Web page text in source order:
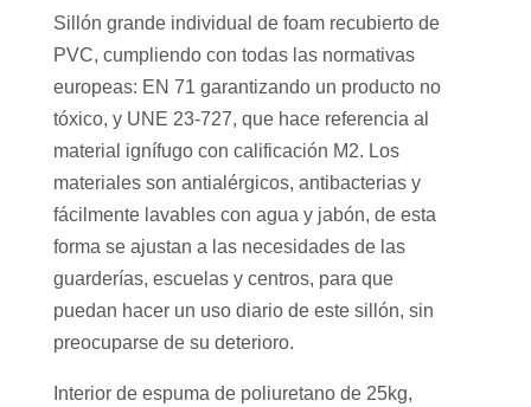
Sillón grande individual de foam recubierto de
PVC, cumpliendo con todas las normativas
europeas: EN 71 garantizando un producto no
tóxico, y UNE 23-727, que hace referencia al
material ignífugo con calificación M2. Los
materiales son antialérgicos, antibacterias y
fácilmente lavables con agua y jabón, de esta
forma se ajustan a las necesidades de las
guarderías, escuelas y centros, para que
puedan hacer un uso diario de este sillón, sin
preocuparse de su deterioro.
Interior de espuma de poliuretano de 25kg,